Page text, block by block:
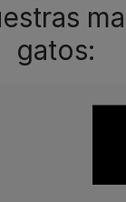
gatos: